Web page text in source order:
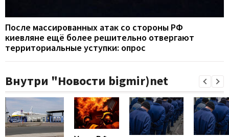
После массированных атак со стороны РФ
киевляне ещё более решительно отвергают
территориальные уступки: опрос
Внутри "Новости bigmir)net